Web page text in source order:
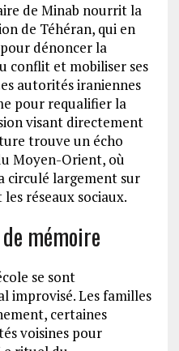
de Minab nourrit la
de Téhéran, qui en
dénoncer la
conflit et mobiliser ses
autorités iraniennes
pour requalifier la
visant directement
trouve un écho
Moyen-Orient, où
circulé largement sur
réseaux sociaux.
mémoire
se sont
improvisé. Les familles
certaines
voisines pour